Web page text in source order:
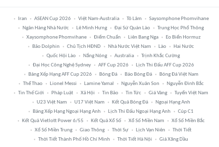
Iran ASEAN Cup 2026 Việt Nam-Australia Tô Lâm
Saysomphone Phomvihane
Ngân Hàng Nhà Nước
Lê Minh Hưng Đại Sứ Quán Lào
Trung Học Phổ Thông
Xaysomphone Phomvihane
Điểm Chuẩn Liên Bang Nga
Eo Biển Hormuz
Bão Dolphin
Chủ Tịch HĐND Nhà Nước Việt Nam Lào
Hai Nước
Quốc Hội Lào
Nắng Nóng Australia
Trịnh Khắc Cường
Đại Học Công Nghệ Sydney
AFF Cup 2026
Lịch Thi Đấu AFF Cup 2026
Bảng Xếp Hạng AFF Cup 2026
Bóng Đá Báo Bóng Đá
Bóng Đá Việt Nam
Thể Thao
Lionel Messi Lamine Yamal Nguyễn Xuân Son
Nguyễn Đình Bắc
Tin Thế Giới
Pháp Luật Xã Hội Tin Bão Tin Tức Giá Vàng
Tuyển Việt Nam
U23 Việt Nam
U17 Việt Nam Kết Quả Bóng Đá
Ngoại Hạng Anh
Bảng Xếp Hạng Ngoại Hạng Anh
Lịch Thi Đấu Ngoại Hạng Anh
Cúp C1
Kết Quả Vietlott Power 6/55
Kết Quả Xổ Số Xổ Số Miền Nam
Xổ Số Miền Bắc
Xổ Số Miền Trung
Giao Thông Thời Sự Lịch Vạn Niên
Thời Tiết
Thời Tiết Thành Phố Hồ Chí Minh
Thời Tiết Hà Nội Giá Xăng Dầu